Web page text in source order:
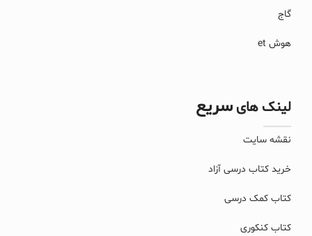
گاج
هوش et
لینک های سریع
نقشه سایت
خرید کتاب درسی آزاد
کتاب کمک درسی
کتاب کنکوری